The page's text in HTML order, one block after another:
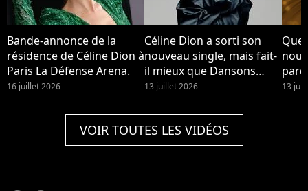
Bande-annonce de la
résidence de Céline Dion à
Paris La Défense Arena.
16 juillet 2026
Céline Dion a sorti son
nouveau single, mais fait-
il mieux que Dansons
dans les classements ?
13 juillet 2026 13
VOIR TOUTES LES VIDÉOS